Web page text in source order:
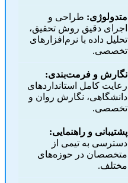
متدولوژی: طراحی و
اجرای دقیق روش تحقیق،
تحلیل داده با نرم‌افزارهای
تخصصی.
نگارش و فرمت‌بندی:
رعایت کامل استانداردهای
دانشگاهی، نگارش روان و
تخصصی.
پشتیبانی و راهنمایی:
دسترسی به تیمی از
متخصصان در حوزه‌های
مختلف.